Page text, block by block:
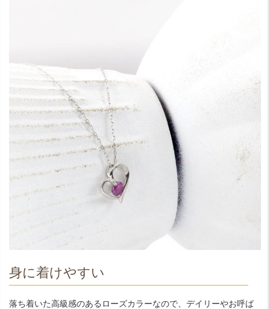
身に着けやすい
落ち着いた高級感のあるローズカラーなので、デイリーやお呼ば